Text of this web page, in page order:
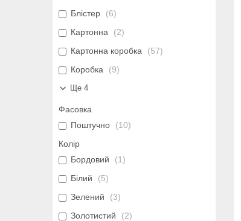
Блістер
6
Картонна
2
Картонна коробка
57
Коробка
9
Ще 4
Фасовка
Поштучно
10
Колір
Бордовий
1
Білий
5
Зелений
3
Золотистий
2